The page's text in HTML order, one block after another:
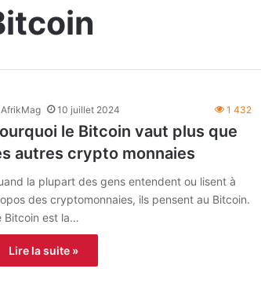
AfrikMag 10 juillet 2024 1 432
le Bitcoin vaut plus que
autres crypto monnaies
la plupart des gens entendent ou lisent à
des cryptomonnaies, ils pensent au Bitcoin.
Bitcoin est la…
Lire la suite »